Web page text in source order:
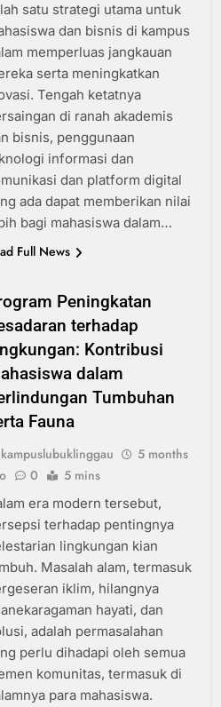
satu strategi utama untuk
dan bisnis di kampus
memperluas jangkauan
serta meningkatkan
Tengah ketatnya
di ranah akademis
bisnis, penggunaan
informasi dan
dan platform digital
ada dapat memberikan nilai
bagi mahasiswa dalam…
Full News
Peningkatan
terhadap
Kontribusi
dalam
Tumbuhan
Fauna
kampuslubuklinggau
5 months
0 5 mins
era modern tersebut,
terhadap pentingnya
lingkungan kian
Masalah alam, termasuk
iklim, hilangnya
hayati, dan
adalah permasalahan
perlu dihadapi oleh semua
komunitas, termasuk di
para mahasiswa.